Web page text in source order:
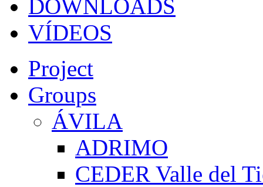
DOWNLOADS
VÍDEOS
Project
Groups
ÁVILA
ADRIMO
CEDER Valle del